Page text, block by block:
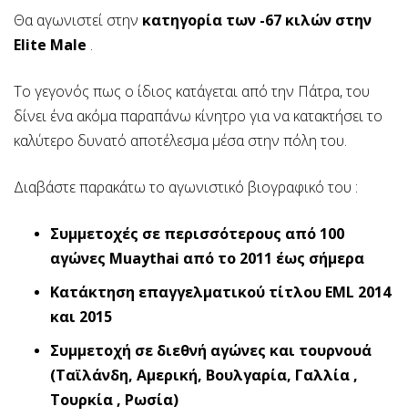
Θα αγωνιστεί στην κατηγορία των -67 κιλών στην
Elite Male .
Το γεγονός πως ο ίδιος κατάγεται από την Πάτρα, του
δίνει ένα ακόμα παραπάνω κίνητρο για να κατακτήσει το
καλύτερο δυνατό αποτέλεσμα μέσα στην πόλη του.
Διαβάστε παρακάτω το αγωνιστικό βιογραφικό του :
Συμμετοχές σε περισσότερους από 100
αγώνες Muaythai από το 2011 έως σήμερα
Κατάκτηση επαγγελματικού τίτλου EML 2014
και 2015
Συμμετοχή σε διεθνή αγώνες και τουρνουά
(Ταϊλάνδη, Αμερική, Βουλγαρία, Γαλλία ,
Τουρκία , Ρωσία)